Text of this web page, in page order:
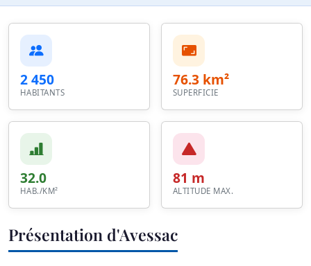
2 450
HABITANTS
76.3 km²
SUPERFICIE
32.0
HAB./KM²
81 m
ALTITUDE MAX.
Présentation d'Avessac